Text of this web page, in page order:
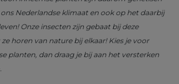
Nederlandse klimaat en ook op het daarbij
Onze insecten zijn gebaat bij deze
horen van nature bij elkaar! Kies je voor
planten, dan draag je bij aan het versterken